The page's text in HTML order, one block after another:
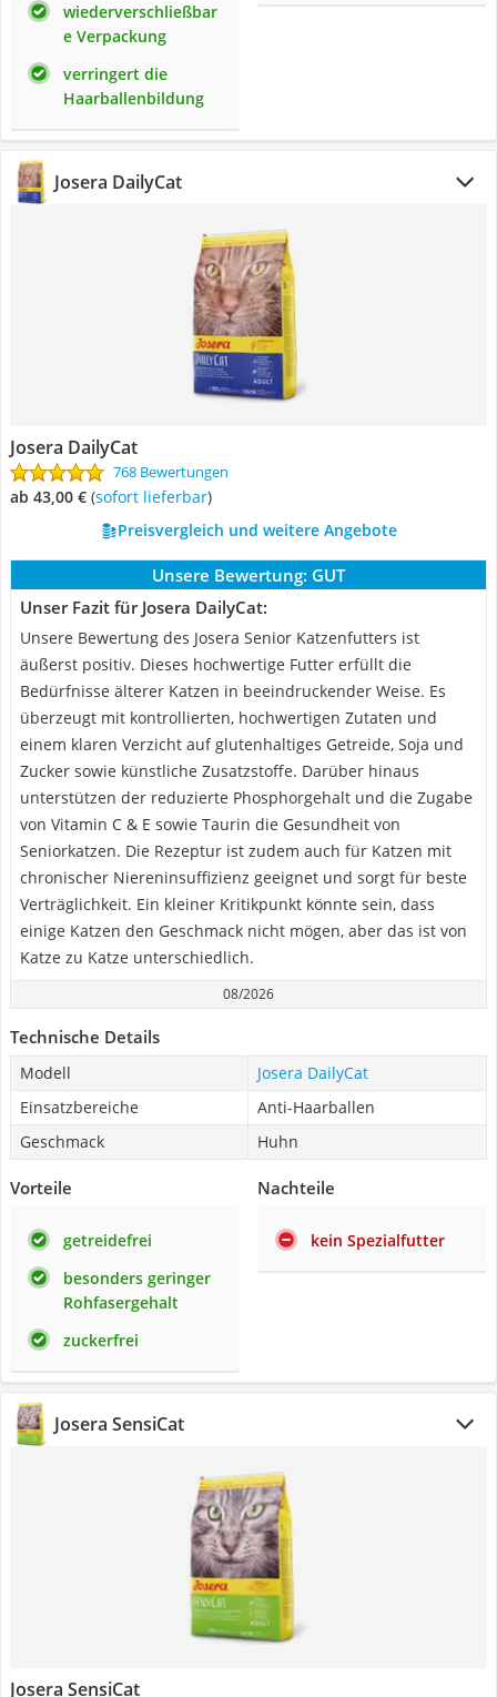
wiederverschließbar
e Verpackung
verringert die
Haarballenbildung
Josera DailyCat
Josera DailyCat
768 Bewertungen
ab 43,00 € ( Sofort lieferbar)
Preisvergleich und weitere Angebote
Unsere Bewertung: GUT
Unser Fazit für Josera DailyCat:
Unsere Bewertung des Josera Senior Katzenfutters ist
äußerst positiv. Dieses hochwertige Futter erfüllt die
Bedürfnisse älterer Katzen in beeindruckender Weise. Es
überzeugt mit kontrollierten, hochwertigen Zutaten und
einem klaren Verzicht auf glutenhaltiges Getreide, Soja und
Zucker sowie künstliche Zusatzstoffe. Darüber hinaus
unterstützen der reduzierte Phosphorgehalt und die Zugabe
von Vitamin C & E sowie Taurin die Gesundheit von
Seniorkatzen. Die Rezeptur ist zudem auch für Katzen mit
chronischer Niereninsuffizienz geeignet und sorgt für beste
Verträglichkeit. Ein kleiner Kritikpunkt könnte sein, dass
einige Katzen den Geschmack nicht mögen, aber das ist von
Katze zu Katze unterschiedlich.
08/2026
Technische Details
Modell
Josera DailyCat
Einsatzbereiche
Anti-Haarballen
Geschmack
Huhn
Vorteile
getreidefrei
besonders geringer
Rohfasergehalt
zuckerfrei
Nachteile
kein Spezialfutter
Josera SensiCat
Josera SensiCat